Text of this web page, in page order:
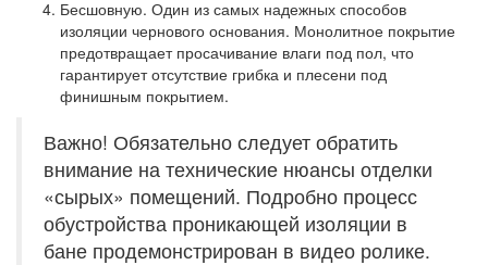
Бесшовную. Один из самых надежных способов
изоляции чернового основания. Монолитное покрытие
предотвращает просачивание влаги под пол, что
гарантирует отсутствие грибка и плесени под
финишным покрытием.
Важно! Обязательно следует обратить
внимание на технические нюансы отделки
«сырых» помещений. Подробно процесс
обустройства проникающей изоляции в
бане продемонстрирован в видео ролике.